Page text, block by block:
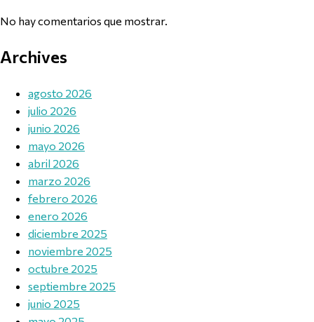
No hay comentarios que mostrar.
Archives
agosto 2026
julio 2026
junio 2026
mayo 2026
abril 2026
marzo 2026
febrero 2026
enero 2026
diciembre 2025
noviembre 2025
octubre 2025
septiembre 2025
junio 2025